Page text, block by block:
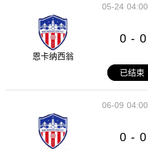
04:00
05-24
恩卡纳西翁
0 - 0
已结束
04:00
06-09
0 - 0